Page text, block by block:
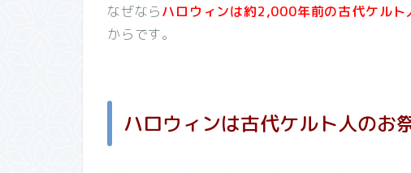
なぜならハロウィンは約2,000年前の古代ケルト
からです。
ハロウィンは古代ケルト人のお